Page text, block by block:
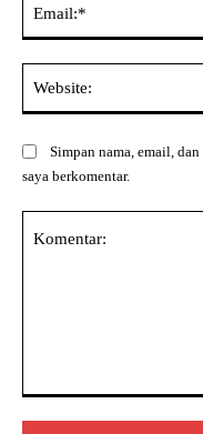
Simpan nama, email,
saya berkomentar.